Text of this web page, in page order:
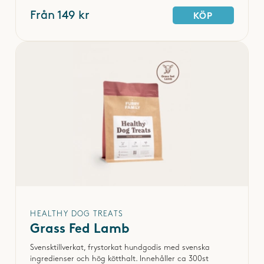
Från 149 kr KÖP
HEALTHY DOG TREATS
Grass Fed Lamb
Svensktillverkat, frystorkat hundgodis med svenska
ingredienser och hög kötthalt. Innehåller ca 300st